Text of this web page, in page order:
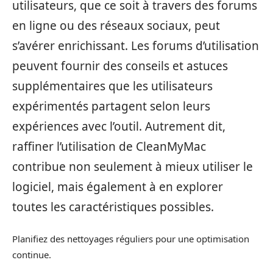
utilisateurs, que ce soit à travers des forums
en ligne ou des réseaux sociaux, peut
s’avérer enrichissant. Les forums d’utilisation
peuvent fournir des conseils et astuces
supplémentaires que les utilisateurs
expérimentés partagent selon leurs
expériences avec l’outil. Autrement dit,
raffiner l’utilisation de CleanMyMac
contribue non seulement à mieux utiliser le
logiciel, mais également à en explorer
toutes les caractéristiques possibles.
Planifiez des nettoyages réguliers pour une optimisation
continue.